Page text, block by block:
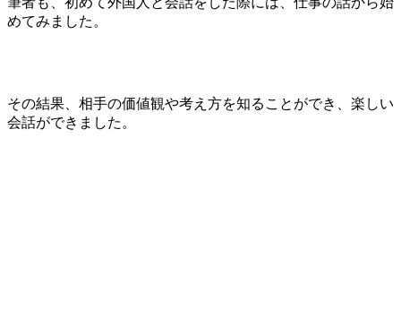
めてみました。
その結果、相手の価値観や考え方を知ることができ、楽しい
会話ができました。